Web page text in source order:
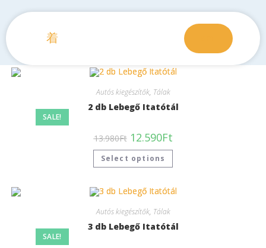
SALE!
Autós kiegészítők, Tálak
2 db Lebegő Itatótál
13.980Ft 12.590Ft
Select options
SALE!
Autós kiegészítők, Tálak
3 db Lebegő Itatótál